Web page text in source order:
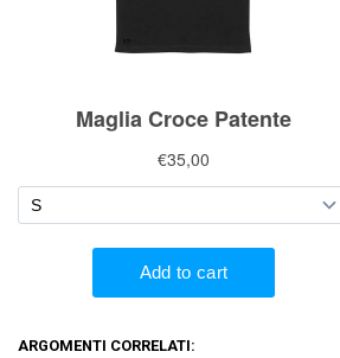
ARGOMENTI CORRELATI: